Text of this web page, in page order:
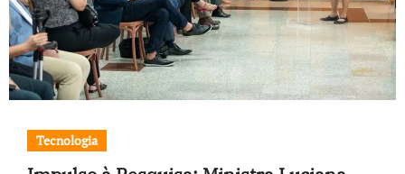
Tecnologia